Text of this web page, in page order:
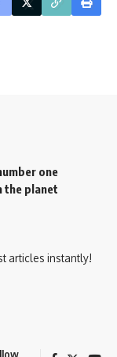
one
the planet
articles instantly!